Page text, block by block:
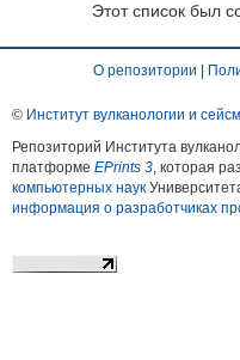
Этот список был
О репозитории
© Институт вулканологии и
Репозиторий Института
платформе EPrints 3, которая
компьютерных наук
информация о разработчиках